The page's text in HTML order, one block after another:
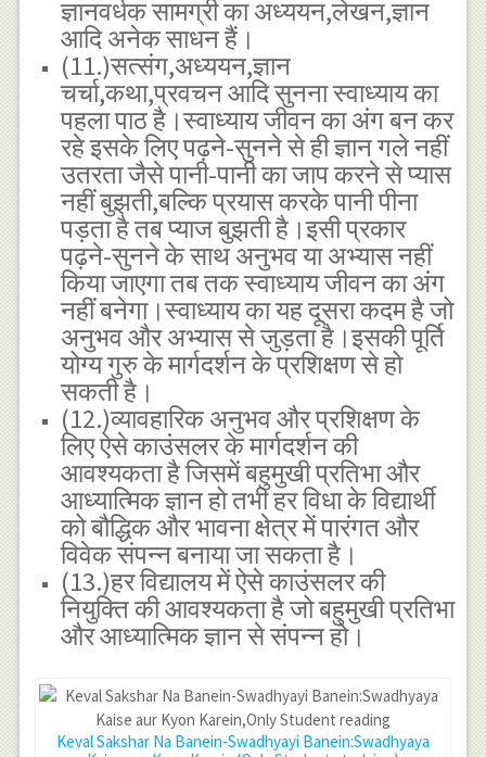
ज्ञानवर्धक सामग्री का अध्ययन,लेखन,ज्ञान
आदि अनेक साधन हैं।
(11.)सत्संग,अध्ययन,ज्ञान
चर्चा,कथा,प्रवचन आदि सुनना स्वाध्याय का
पहला पाठ है।स्वाध्याय जीवन का अंग बन कर
रहे इसके लिए पढ़ने-सुनने से ही ज्ञान गले नहीं
उतरता जैसे पानी-पानी का जाप करने से प्यास
नहीं बुझती,बल्कि प्रयास करके पानी पीना
पड़ता है तब प्याज बुझती है।इसी प्रकार
पढ़ने-सुनने के साथ अनुभव या अभ्यास नहीं
किया जाएगा तब तक स्वाध्याय जीवन का अंग
नहीं बनेगा।स्वाध्याय का यह दूसरा कदम है जो
अनुभव और अभ्यास से जुड़ता है।इसकी पूर्ति
योग्य गुरु के मार्गदर्शन के प्रशिक्षण से हो
सकती है।
(12.)व्यावहारिक अनुभव और प्रशिक्षण के
लिए ऐसे काउंसलर के मार्गदर्शन की
आवश्यकता है जिसमें बहुमुखी प्रतिभा और
आध्यात्मिक ज्ञान हो तभी हर विधा के विद्यार्थी
को बौद्धिक और भावना क्षेत्र में पारंगत और
विवेक संपन्न बनाया जा सकता है।
(13.)हर विद्यालय में ऐसे काउंसलर की
नियुक्ति की आवश्यकता है जो बहुमुखी प्रतिभा
और आध्यात्मिक ज्ञान से संपन्न हो।
Keval Sakshar Na Banein-Swadhyayi Banein:Swadhyaya